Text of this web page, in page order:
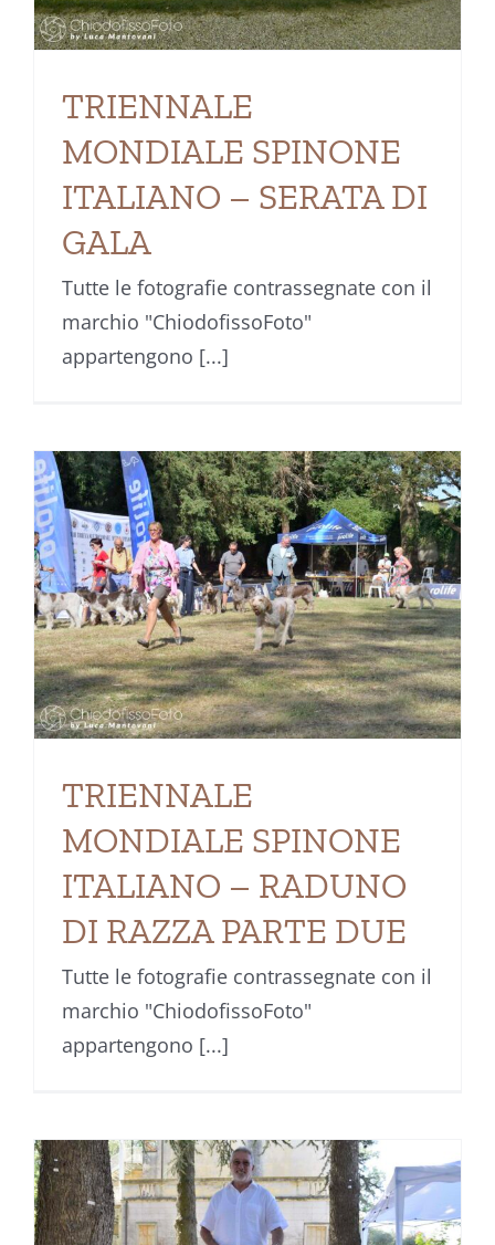
TRIENNALE
MONDIALE SPINONE
ITALIANO – SERATA DI
GALA
Tutte le fotografie contrassegnate con il
marchio "ChiodofissoFoto"
appartengono [...]
TRIENNALE
MONDIALE SPINONE
ITALIANO – RADUNO
DI RAZZA PARTE DUE
Tutte le fotografie contrassegnate con il
marchio "ChiodofissoFoto"
appartengono [...]